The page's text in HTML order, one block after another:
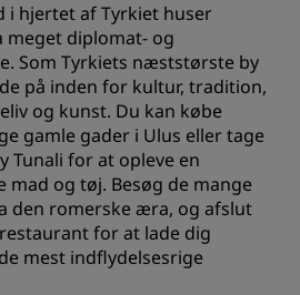
i hjertet af Tyrkiet huser
meget diplomat- og
Som Tyrkiets næststørste by
på inden for kultur, tradition,
og kunst. Du kan købe
gamle gader i Ulus eller tage
Tunali for at opleve en
mad og tøj. Besøg de mange
den romerske æra, og afslut
for at lade dig
mest indflydelsesrige